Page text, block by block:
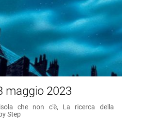
maggio 2023
che non c'è, La ricerca della
Step